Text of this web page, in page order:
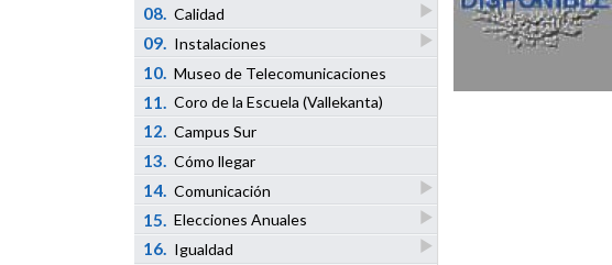
08. Calidad
09. Instalaciones
10. Museo de Telecomunicaciones
11. Coro de la Escuela (Vallekanta)
12. Campus Sur
13. Cómo llegar
14. Comunicación
15. Elecciones Anuales
16. Igualdad